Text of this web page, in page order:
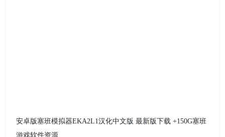
安卓版塞班模拟器EKA2L1汉化中文版 最新版下载 +150G塞班
游戏软件资源